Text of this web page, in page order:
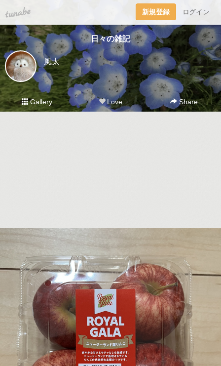
tuna.be 新規登録 ログイン
日々の雑記
風太
Gallery Love Share